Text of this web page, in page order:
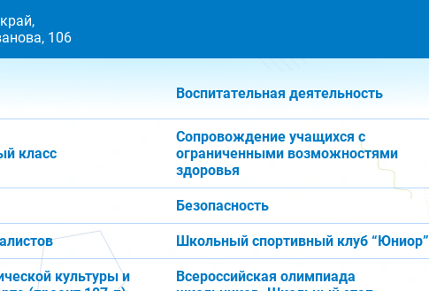
106
Воспитательная деятельность
класс
Сопровождение учащихся с
ограниченными возможностями
здоровья
Безопасность
Школьный спортивный клуб “Юниор”
культуры и
Всероссийская олимпиада